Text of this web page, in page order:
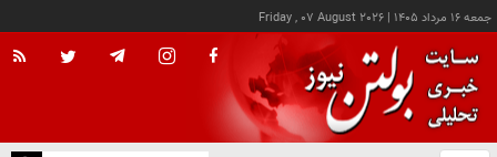
جمعه ۱۶ مرداد ۱۴۰۵ |
Friday , 07 August 2026